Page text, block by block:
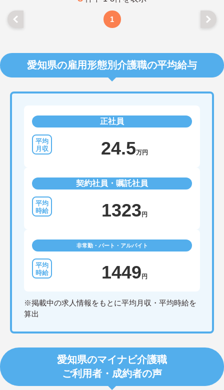
1
愛知県の雇用形態別介護職の平均給与
正社員
24.5万円
契約社員・嘱託社員
1323円
非常勤・パート・アルバイト
1449円
※掲載中の求人情報をもとに平均月収・平均時給を
算出
愛知県のマイナビ介護職
ご利用者・成約者の声